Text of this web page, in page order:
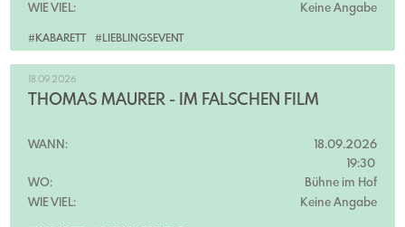
#KABARETT #LIEBLINGSEVENT
WIE VIEL:
Keine Angabe
18.09.2026
THOMAS MAURER - IM FALSCHEN FILM
WANN:
18.09.2026
19:30
WO:
Bühne im Hof
WIE VIEL:
Keine Angabe